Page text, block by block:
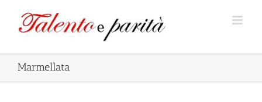
contenuto
Marmellata